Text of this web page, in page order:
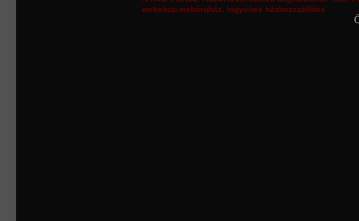
webshop,webáruház,ingyenes házhozszállítás